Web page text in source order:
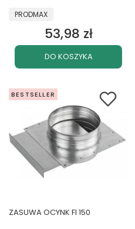
PRODUCENT
PRODMAX
Cena
53,98 zł
DO KOSZYKA
BESTSELLER
ZASUWA OCYNK FI 150